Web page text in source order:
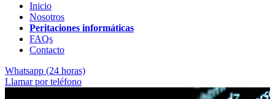
Inicio
Nosotros
Peritaciones informáticas
FAQs
Contacto
Whatsapp (24 horas)
Llamar por teléfono